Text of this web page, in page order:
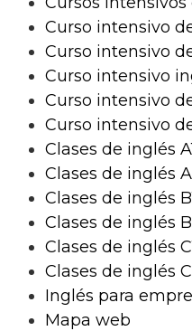
Curso intensivo
Curso intensivo
Curso intensivo
Curso intensivo
Curso intensivo
Clases de inglés
Clases de inglés
Clases de inglés
Clases de inglés
Clases de inglés
Clases de inglés
Inglés para
Mapa web